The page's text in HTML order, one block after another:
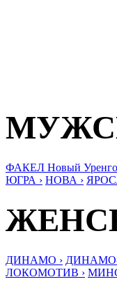
ФАКЕЛ Новый
ЮГРА › НОВА ›
ДИНАМО ›
ЛОКОМОТИВ ›